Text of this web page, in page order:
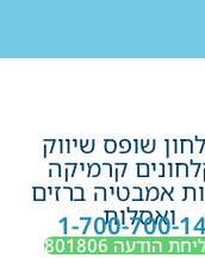
שופס שיווק
קרמיקה
אמבטיה ברזים
ואסלות
1-700-700-
הודעה 801806